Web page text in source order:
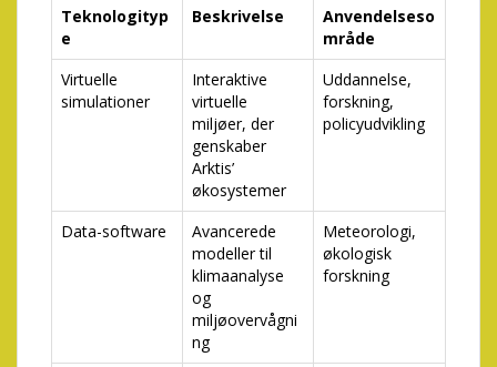
Teknologityp
e
Beskrivelse
Anvendelseso
mråde
Virtuelle
simulationer
Interaktive
virtuelle
miljøer, der
genskaber
Arktis’
økosystemer
Uddannelse,
forskning,
policyudvikling
Data-software
Avancerede
modeller til
klimaanalyse
og
miljøovervågni
ng
Meteorologi,
økologisk
forskning